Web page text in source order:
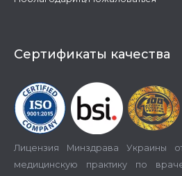
Сертификаты качества
Лицензия Минздрава Украины
медицинскую практику по